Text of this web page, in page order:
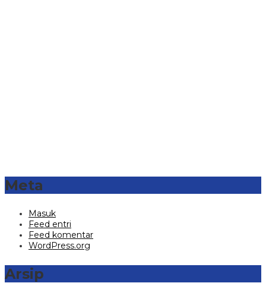
Meta
Masuk
Feed entri
Feed komentar
WordPress.org
Arsip